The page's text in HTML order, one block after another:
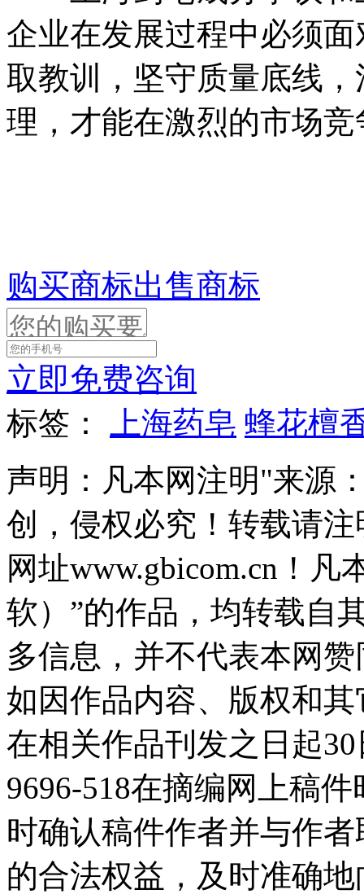
企业在发展过程中必须
取教训，坚守质量底线
理，才能在激烈的市场
购买商标出售商标
立即免费咨询
标签：
上海药皂 蜂花檀
声明：凡本网注明"来源
创，侵权必究！转载请
网址www.gbicom.cn！
软）”的作品，均转载自
多信息，并不代表本网
如因作品内容、版权和
在相关作品刊发之日起
9696-518在摘编网上稿
时确认稿件作者并与作
的合法权益，及时准确